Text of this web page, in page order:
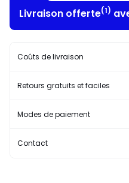
Livraison offerte(1)
Coûts de livraison
Retours gratuits et faciles
Modes de paiement
Contact